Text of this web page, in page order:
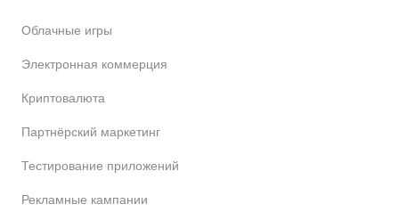
Облачные игры
Электронная коммерция
Криптовалюта
Партнёрский маркетинг
Тестирование приложений
Рекламные кампании